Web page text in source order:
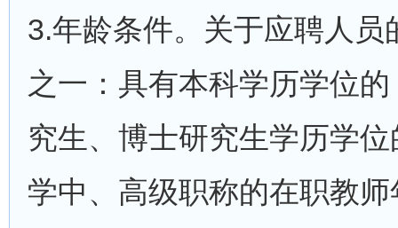
3.年龄条件。关于应聘人
之一：具有本科学历学位
究生、博士研究生学历学
学中、高级职称的在职教